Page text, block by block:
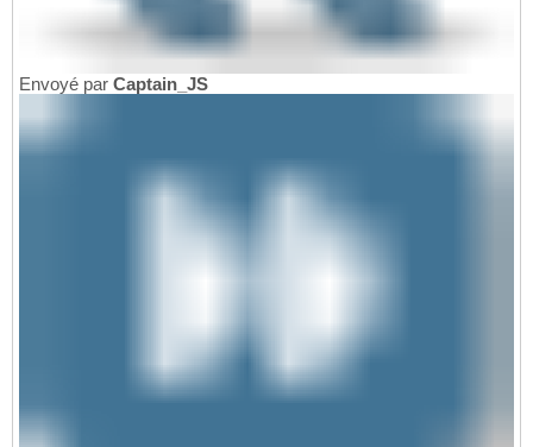
Envoyé par Captain_JS